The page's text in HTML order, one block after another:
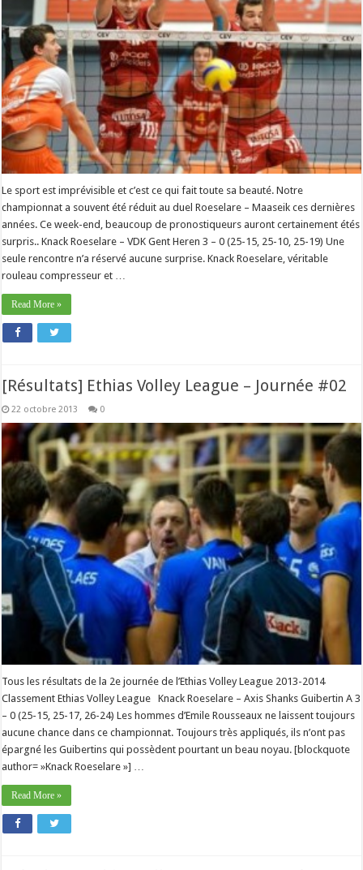
Le sport est imprévisible et c’est ce qui fait toute sa beauté. Notre
championnat a souvent été réduit au duel Roeselare – Maaseik ces dernières
années. Ce week-end, beaucoup de pronostiqueurs auront certainement étés
surpris.. Knack Roeselare – VDK Gent Heren 3 – 0 (25-15, 25-10, 25-19) Une
seule rencontre n’a réservé aucune surprise. Knack Roeselare, véritable
rouleau compresseur et …
Read More »
[Résultats] Ethias Volley League – Journée #02
22 octobre 2013 0
Tous les résultats de la 2e journée de l’Ethias Volley League 2013-2014
Classement Ethias Volley League Knack Roeselare – Axis Shanks Guibertin A 3
– 0 (25-15, 25-17, 26-24) Les hommes d’Emile Rousseaux ne laissent toujours
aucune chance dans ce championnat. Toujours très appliqués, ils n’ont pas
épargné les Guibertins qui possèdent pourtant un beau noyau. [blockquote
author= »Knack Roeselare »] …
Read More »